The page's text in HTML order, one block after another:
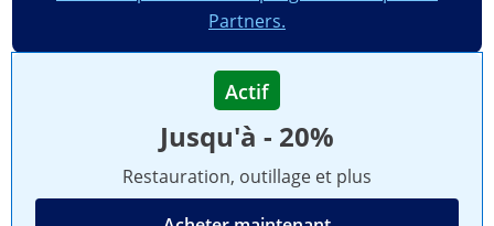
Partners.
Actif
Jusqu'à - 20%
Restauration, outillage et plus